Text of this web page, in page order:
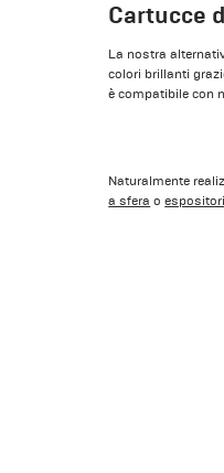
Cartucce
La nostra
colori brillanti
è compatibile con
Naturalmente
a sfera o